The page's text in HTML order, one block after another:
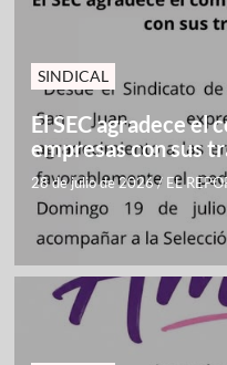
SINDICAL
El SEC agradece el
empresas con sus
28 de julio de 2026/ EL